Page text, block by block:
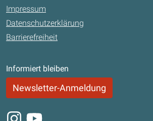
Impressum
Datenschutzerklärung
Barrierefreiheit
Informiert bleiben
Newsletter-Anmeldung
Instagram
Youtube